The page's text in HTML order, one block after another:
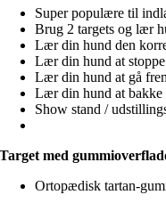
Super populære til
Brug 2 targets og lær
Lær din hund den
Lær din hund at
Lær din hund at gå
Lær din hund at bakke
Show stand /
Target med
Ortopædisk tartan-